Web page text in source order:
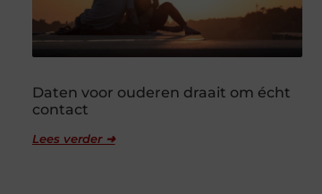
Daten voor ouderen draait om écht
contact
Lees verder ➜